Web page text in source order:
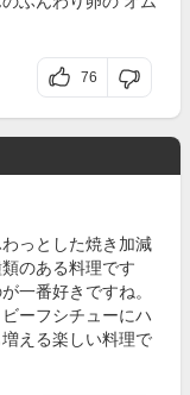
76
っとした焼き加減
のある料理です
一番好きですね。
ーフシチューにハ
える楽しい料理で